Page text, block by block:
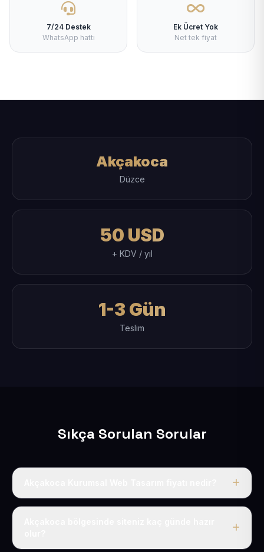
7/24 Destek
WhatsApp hattı
Ek Ücret Yok
Net tek fiyat
Akçakoca
Düzce
50 USD
+ KDV / yıl
1-3 Gün
Teslim
Sıkça Sorulan Sorular
Tek fiyat uygulanır: yıllık 50 USD + KDV. Bu bedele alan